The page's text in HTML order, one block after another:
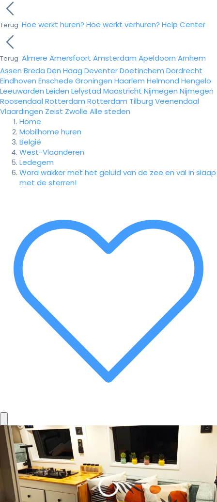
Terug Hoe werkt huren? Hoe werkt verhuren? Help Center
Terug Almere Amersfoort Amsterdam Apeldoorn Arnhem
Assen Breda Den Haag DeventerDoetinchem Dordrecht
Eindhoven Enschede Groningen Haarlem Helmond Hengelo
Leeuwarden Leiden Lelystad Maastricht Nijmegen Nijmegen
Roosendaal Rotterdam Rotterdam Tilburg Veenendaal
Vlaardingen Zeist Zwolle Alle steden
Home
Mobilhome huren
België
West-Vlaanderen
Ledegem
Word wakker met het geluid van de zee en val in slaap
met de sterren!